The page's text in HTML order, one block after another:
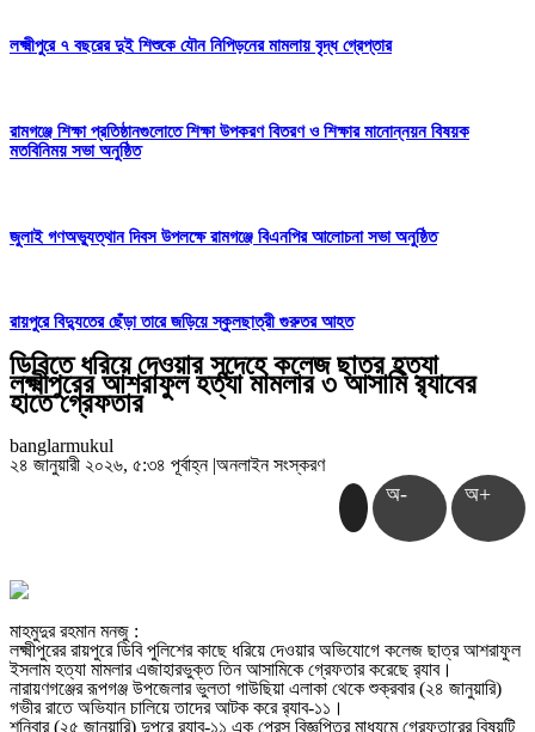
লক্ষ্মীপুরে ৭ বছরের দুই শিশুকে যৌন নিপিড়নের মামলায় বৃদ্ধ গ্রেপ্তার
রামগঞ্জে শিক্ষা প্রতিষ্ঠানগুলোতে শিক্ষা উপকরণ বিতরণ ও শিক্ষার মানোন্নয়ন বিষয়ক
মতবিনিময় সভা অনুষ্ঠিত
জুলাই গণঅভ্যুত্থান দিবস উপলক্ষে রামগঞ্জে বিএনপির আলোচনা সভা অনুষ্ঠিত
রায়পুরে বিদ্যুতের ছেঁড়া তারে জড়িয়ে স্কুলছাত্রী গুরুতর আহত
ডিবিতে ধরিয়ে দেওয়ার সন্দেহে কলেজ ছাত্র হত্যা
লক্ষ্মীপুরের আশরাফুল হত্যা মামলার ৩ আসামি র‍্যাবের
হাতে গ্রেফতার
banglarmukul
২৪ জানুয়ারী ২০২৬, ৫:৩৪ পূর্বাহ্ন |অনলাইন সংস্করণ
অ- অ+
মাহমুদুর রহমান মনজু :
লক্ষ্মীপুরের রায়পুরে ডিবি পুলিশের কাছে ধরিয়ে দেওয়ার অভিযোগে কলেজ ছাত্র আশরাফুল
ইসলাম হত্যা মামলার এজাহারভুক্ত তিন আসামিকে গ্রেফতার করেছে র‌্যাব।
নারায়ণগঞ্জের রূপগঞ্জ উপজেলার ভুলতা গাউছিয়া এলাকা থেকে শুক্রবার (২৪ জানুয়ারি)
গভীর রাতে অভিযান চালিয়ে তাদের আটক করে র‌্যাব-১১।
শনিবার (২৫ জানুয়ারি) দুপুরে র‌্যাব-১১ এক প্রেস বিজ্ঞপ্তির মাধ্যমে গ্রেফতারের বিষয়টি